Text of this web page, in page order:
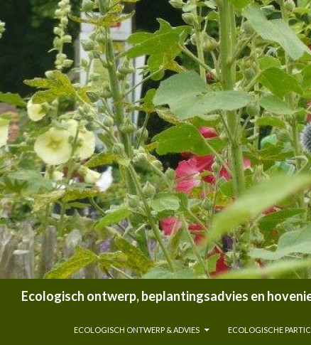
Ecologisch ontwerp, beplantingsadvies en
ECOLOGISCH ONTWERP & ADVIES
ECOLOGISCHE